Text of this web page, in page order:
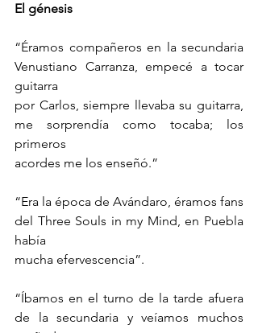
El génesis
“Éramos compañeros en la secundaria
Venustiano Carranza, empecé a tocar
guitarra
por Carlos, siempre llevaba su guitarra,
me sorprendía como tocaba; los
primeros
acordes me los enseñó.”
“Era la época de Avándaro, éramos fans
del Three Souls in my Mind, en Puebla
había
mucha efervescencia”.
“Íbamos en el turno de la tarde afuera
de la secundaria y veíamos muchos